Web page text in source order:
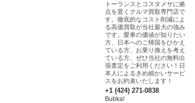
トーランスとコスタメサに拠
点を置くクルマ買取専門店で
す。徹底的なコスト削減によ
る高価買取が当社最大の強み
です。愛車の価値が知りたい
方、日本へのご帰国をひかえ
ている方、お乗り換えを考え
ている方、ぜひ当社の無料出
張査定をご利用ください！日
本人によるきめ細かいサービ
スをお約束いたします！
+1 (424) 271-0838
Bubka!